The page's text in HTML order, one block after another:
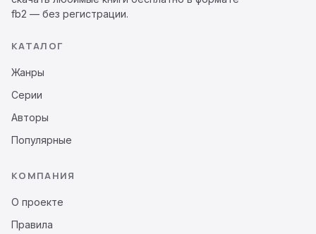
fb2 — без регистрации.
КАТАЛОГ
Жанры
Серии
Авторы
Популярные
КОМПАНИЯ
О проекте
Правила